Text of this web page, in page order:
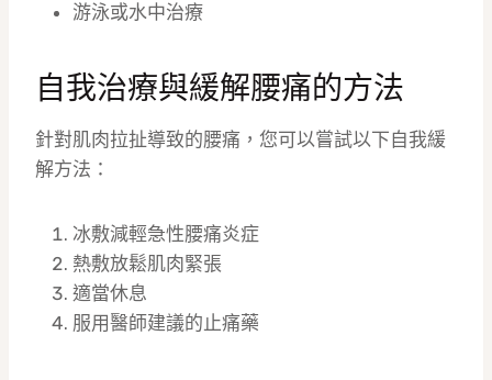
游泳或水中治療
自我治療與緩解腰痛的方法
針對肌肉拉扯導致的腰痛，您可以嘗試以下自我緩
解方法：
冰敷減輕急性腰痛炎症
熱敷放鬆肌肉緊張
適當休息
服用醫師建議的止痛藥